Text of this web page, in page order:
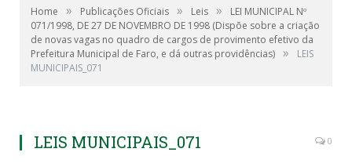
Home » Publicações Oficiais » Leis »
LEI MUNICIPAL Nº
071/1998, DE 27 DE NOVEMBRO DE 1998 (Dispõe sobre a criação
de novas vagas no quadro de cargos de provimento efetivo da
Prefeitura Municipal de Faro, e dá outras providências) »
LEIS
MUNICIPAIS_071
LEIS MUNICIPAIS_071 0